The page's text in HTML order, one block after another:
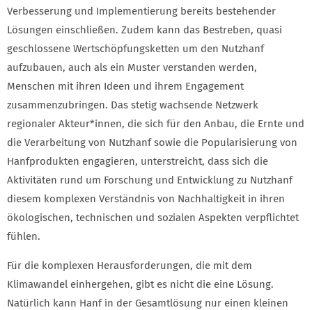
Verbesserung und Implementierung bereits bestehender
Lösungen einschließen. Zudem kann das Bestreben, quasi
geschlossene Wertschöpfungsketten um den Nutzhanf
aufzubauen, auch als ein Muster verstanden werden,
Menschen mit ihren Ideen und ihrem Engagement
zusammenzubringen. Das stetig wachsende Netzwerk
regionaler Akteur*innen, die sich für den Anbau, die Ernte und
die Verarbeitung von Nutzhanf sowie die Popularisierung von
Hanfprodukten engagieren, unterstreicht, dass sich die
Aktivitäten rund um Forschung und Entwicklung zu Nutzhanf
diesem komplexen Verständnis von Nachhaltigkeit in ihren
ökologischen, technischen und sozialen Aspekten verpflichtet
fühlen.
Für die komplexen Herausforderungen, die mit dem
Klimawandel einhergehen, gibt es nicht die eine Lösung.
Natürlich kann Hanf in der Gesamtlösung nur einen kleinen